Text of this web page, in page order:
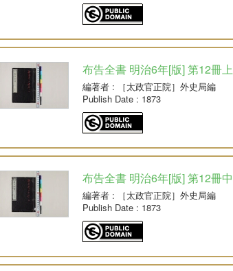
布告全書 明治6年[版] 第12冊上
編著者: ［太政官正院］外史局編
Publish Date: 1873
布告全書 明治6年[版] 第12冊中
編著者: ［太政官正院］外史局編
Publish Date: 1873